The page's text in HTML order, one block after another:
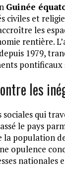
Guinée
civiles et
les
rentière.
1979,
les
qui
le pays
la population
opulence
nationales